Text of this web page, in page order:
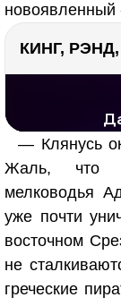
новоявленный
— Клянусь
Жаль, что
мелководья
уже почти
восточном
не
греческие